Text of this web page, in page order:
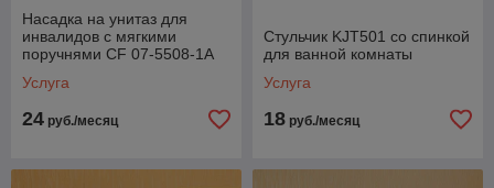
Насадка на унитаз для
инвалидов с мягкими
поручнями CF 07-5508-1А
Услуга
24 руб./месяц
Стульчик KJT501 со спинкой
для ванной комнаты
Услуга
18 руб./месяц